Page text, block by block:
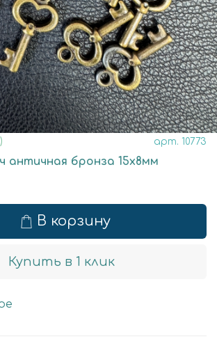
арт. 10773
античная бронза 15х8мм
В корзину
Купить в 1 клик